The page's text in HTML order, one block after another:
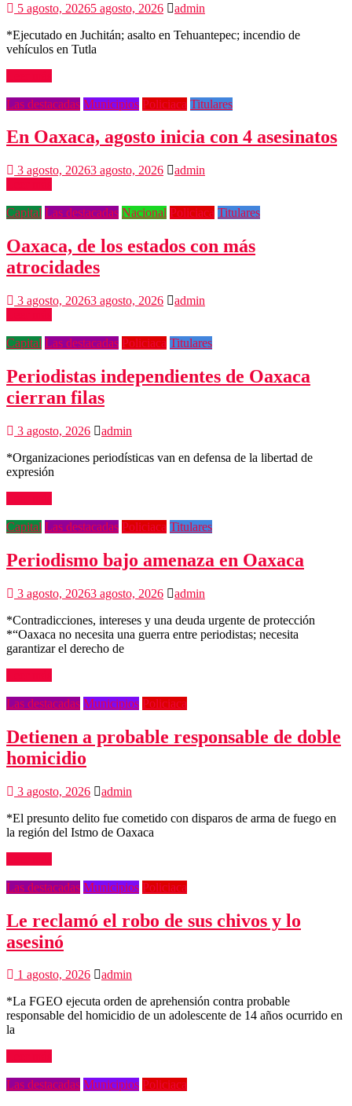
5 agosto, 20265 agosto, 2026
admin
*Ejecutado en Juchitán; asalto en Tehuantepec; incendio de
vehículos en Tutla
Las destacadas Municipios Policiaca Titulares
En Oaxaca, agosto inicia con 4 asesinatos
3 agosto, 20263 agosto, 2026
admin
Capital Las destacadas Nacional Policiaca Titulares
Oaxaca, de los estados con más
atrocidades
3 agosto, 20263 agosto, 2026
admin
Capital Las destacadas Policiaca Titulares
Periodistas independientes de Oaxaca
cierran filas
3 agosto, 2026
admin
*Organizaciones periodísticas van en defensa de la libertad de
expresión
Capital Las destacadas Policiaca Titulares
Periodismo bajo amenaza en Oaxaca
3 agosto, 20263 agosto, 2026
admin
*Contradicciones, intereses y una deuda urgente de protección
*“Oaxaca no necesita una guerra entre periodistas; necesita
garantizar el derecho de
Las destacadas Municipios Policiaca
Detienen a probable responsable de doble
homicidio
3 agosto, 2026
admin
*El presunto delito fue cometido con disparos de arma de fuego en
la región del Istmo de Oaxaca
Las destacadas Municipios Policiaca
Le reclamó el robo de sus chivos y lo
asesinó
1 agosto, 2026
admin
*La FGEO ejecuta orden de aprehensión contra probable
responsable del homicidio de un adolescente de 14 años ocurrido en
la
Las destacadas Municipios Policiaca